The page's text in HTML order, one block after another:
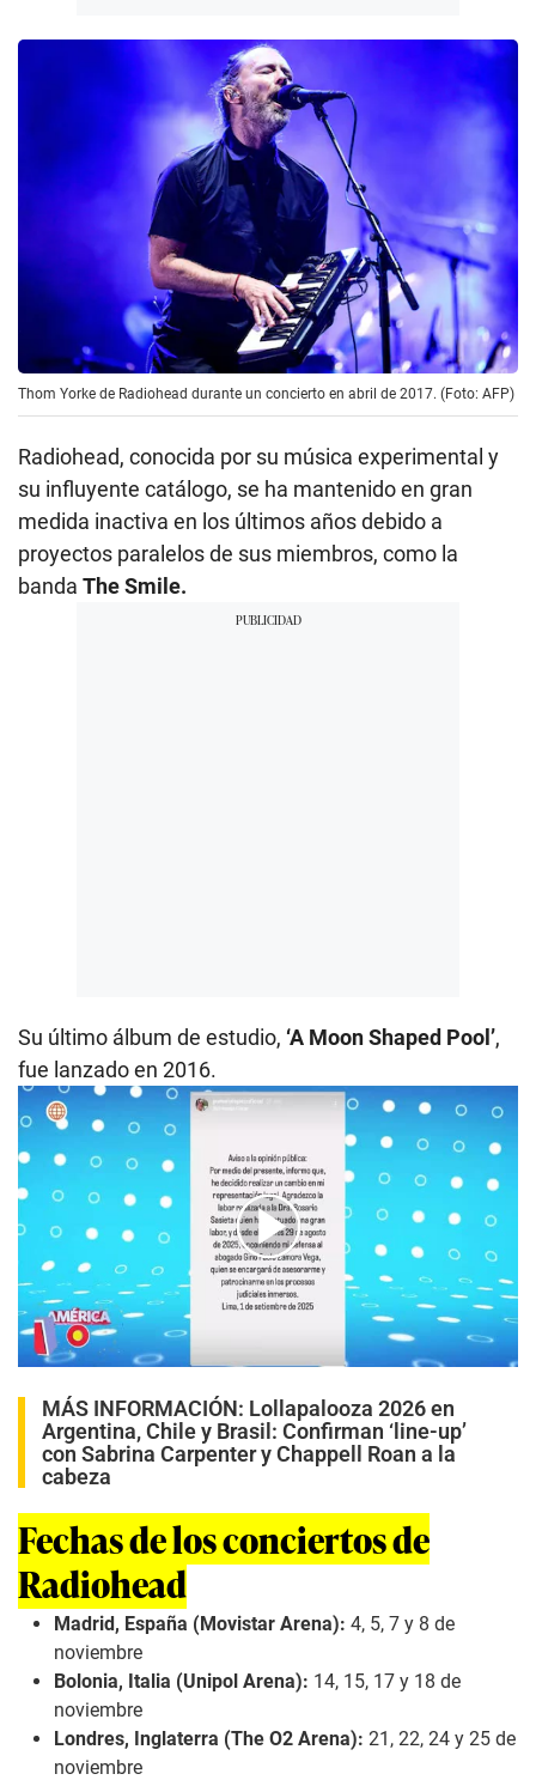
Thom Yorke de Radiohead durante un concierto en abril de 2017. (Foto: AFP)
Radiohead, conocida por su música experimental y
su influyente catálogo, se ha mantenido en gran
medida inactiva en los últimos años debido a
proyectos paralelos de sus miembros, como la
banda The Smile.
Su último álbum de estudio, ‘A Moon Shaped Pool’,
fue lanzado en 2016.
00:00
MÁS INFORMACIÓN: Lollapalooza 2026 en
Argentina, Chile y Brasil: Confirman ‘line-up’
con Sabrina Carpenter y Chappell Roan a la
cabeza
Fechas de los conciertos de
Radiohead
Madrid, España (Movistar Arena): 4, 5, 7 y 8 de
noviembre
Bolonia, Italia (Unipol Arena): 14, 15, 17 y 18 de
noviembre
Londres, Inglaterra (The O2 Arena): 21, 22, 24 y 25 de
noviembre